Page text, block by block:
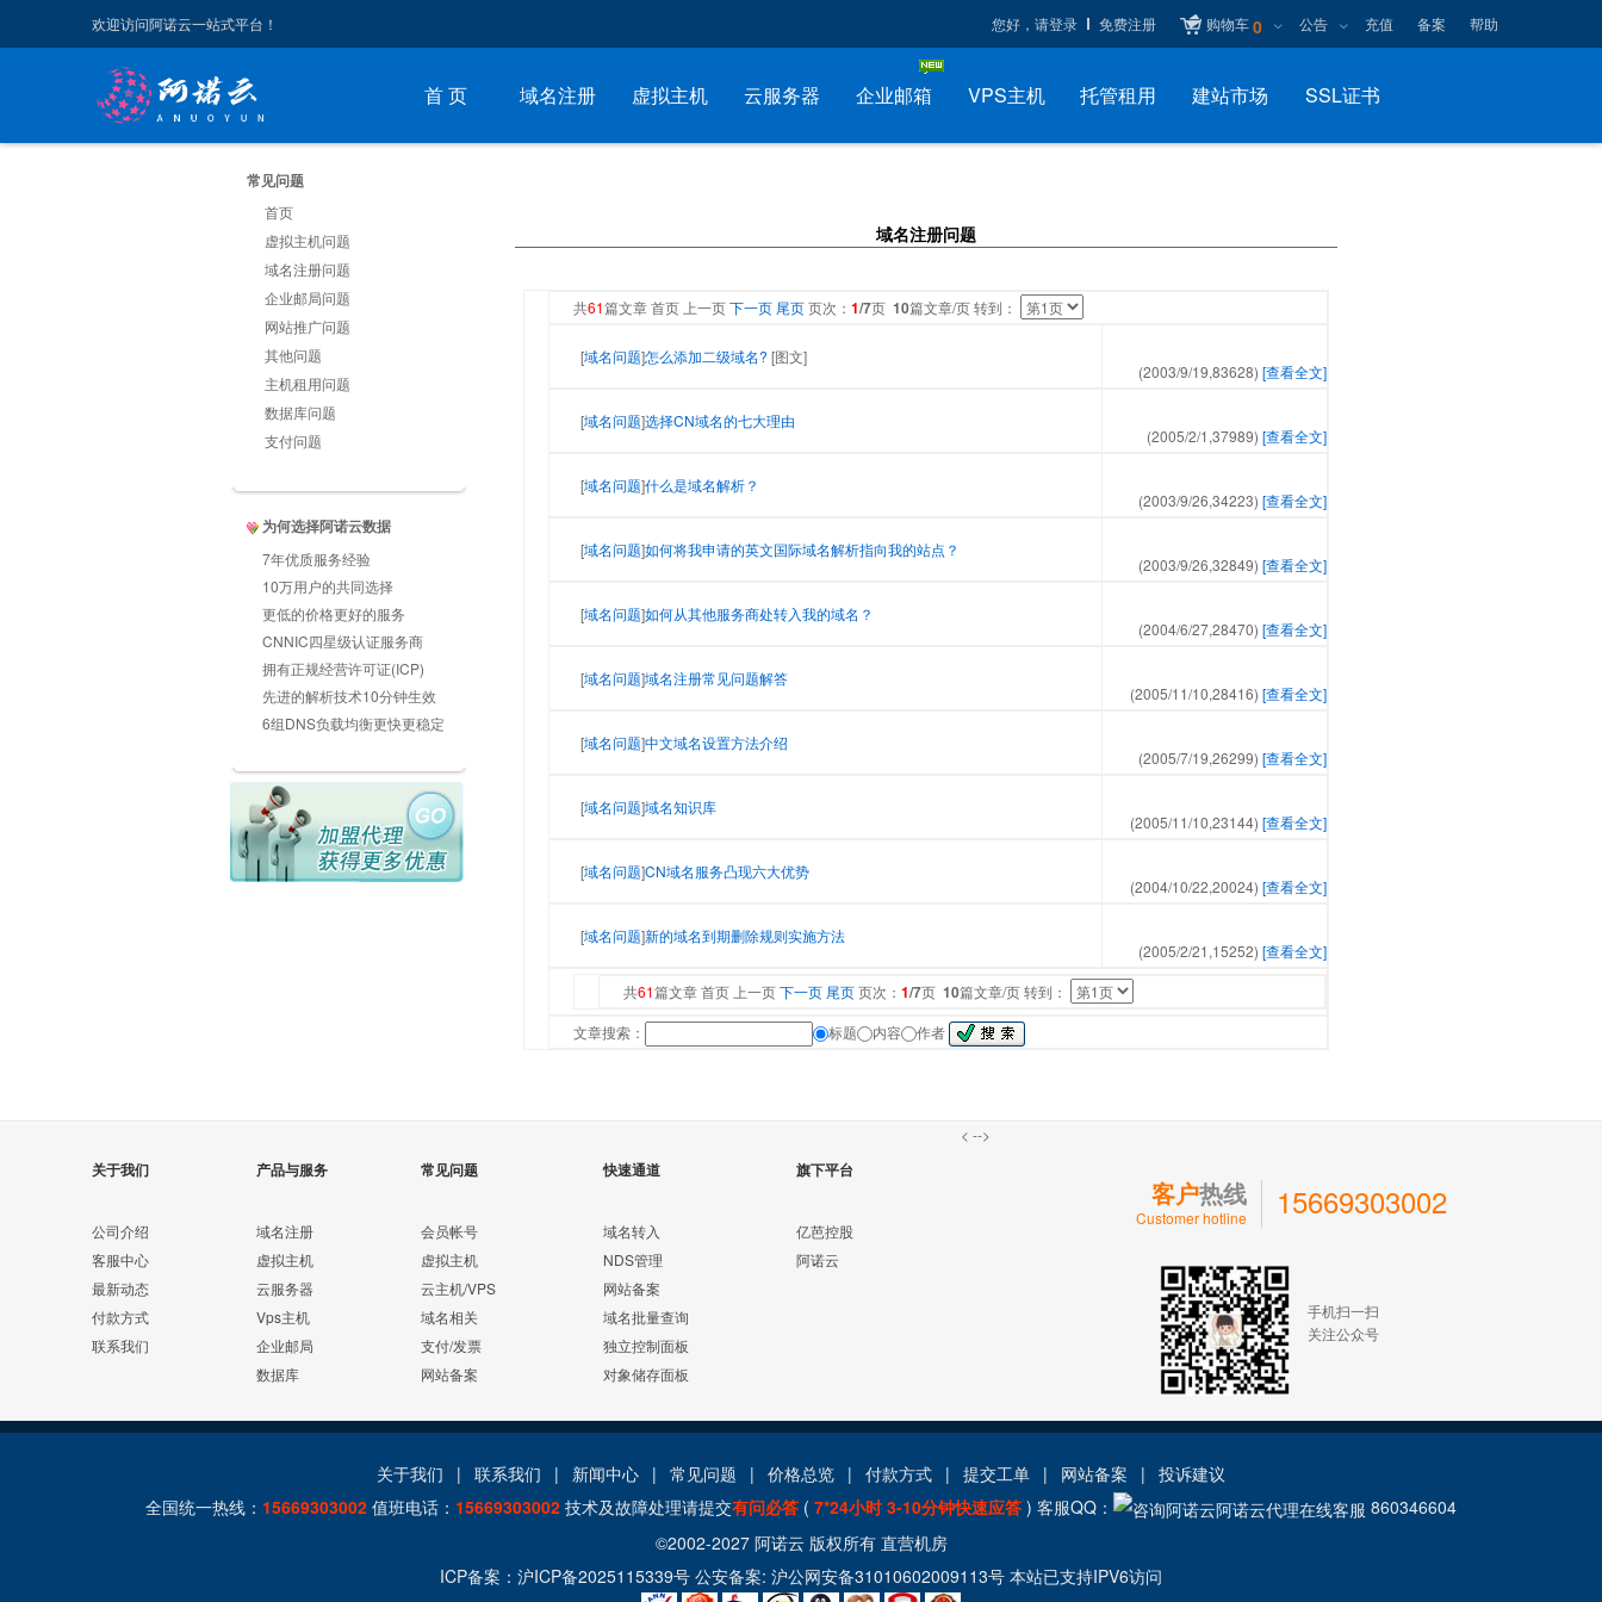
您好，请登录 免费注册 购物车0 公告 充值 备案 帮助
欢迎访问阿诺云一站式平台！
首 页 域名注册 虚拟主机 云服务器 企业邮箱 VPS主机 托管租用 建站市场 SSL证书
常见问题
首页
虚拟主机问题
域名注册问题
企业邮局问题
网站推广问题
其他问题
主机租用问题
数据库问题
支付问题
为何选择阿诺云数据
7年优质服务经验
10万用户的共同选择
更低的价格更好的服务
CNNIC四星级认证服务商
拥有正规经营许可证(ICP)
先进的解析技术10分钟生效
6组DNS负载均衡更快更稳定
域名注册问题
共61篇文章 首页 上一页下一页 尾页页次： 1/7页 10篇文章/页 转到：
[域名问题]怎么添加二级域名? [图文]
(2003/9/19,83628) [查看全文]
[域名问题]选择CN域名的七大理由
(2005/2/1,37989) [查看全文]
[域名问题]什么是域名解析？
(2003/9/26,34223) [查看全文]
[域名问题]如何将我申请的英文国际域名解析指向我的站点？
(2003/9/26,32849) [查看全文]
[域名问题]如何从其他服务商处转入我的域名？
(2004/6/27,28470) [查看全文]
[域名问题]域名注册常见问题解答
(2005/11/10,28416) [查看全文]
[域名问题]中文域名设置方法介绍
(2005/7/19,26299) [查看全文]
[域名问题]域名知识库
(2005/11/10,23144) [查看全文]
[域名问题]CN域名服务凸现六大优势
(2004/10/22,20024) [查看全文]
[域名问题]新的域名到期删除规则实施方法
(2005/2/21,15252) [查看全文]
共61篇文章 首页 上一页下一页 尾页页次： 1/7页 10篇文章/页 转到：
文章搜索：
标题 内容 作者
关于我们
公司介绍
客服中心
最新动态
付款方式
联系我们
产品与服务
域名注册
虚拟主机
云服务器
Vps主机
企业邮局
数据库
常见问题
会员帐号
虚拟主机
云主机/VPS
域名相关
支付/发票
网站备案
快速通道
域名转入
NDS管理
网站备案
域名批量查询
独立控制面板
对象储存面板
<
旗下平台
亿芭控股
阿诺云
-->
客户热线
Customer hotline 15669303002
手机扫一扫
关注公众号
关于我们 | 联系我们 | 新闻中心 | 常见问题 | 价格总览 | 付款方式 | 提交工单 | 网站备案 | 投诉建议
全国统一热线： 15669303002 值班电话： 15669303002 技术及故障处理请提交有问必答 ( 7*24小时 3-10分钟快速应答 ) 客服QQ：
860346604
©2002-2027 阿诺云 版权所有 直营机房
ICP备案： 沪ICP备2025115339号 公安备案: 沪公网安备31010602009113号 本站已支持IPV6访问